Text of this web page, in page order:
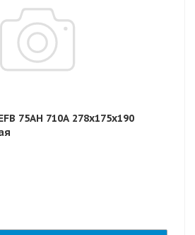
75AH 710А 278x175x190